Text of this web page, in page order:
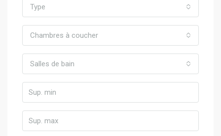
Type
Chambres à coucher
Salles de bain